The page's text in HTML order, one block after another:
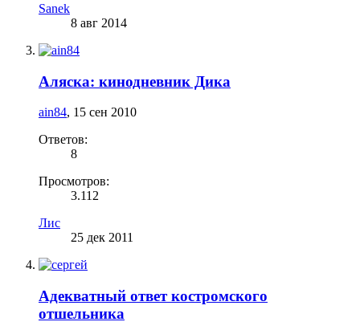
Sanek
8 авг 2014
Аляска: кинодневник Дика
ain84, 15 сен 2010
Ответов:
8
Просмотров:
3.112
Лис
25 дек 2011
Адекватный ответ костромского
отшельника